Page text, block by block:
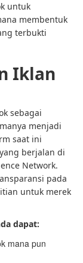
untuk
membentuk
terbukti
Iklan
sebagai
menjadi
saat ini
berjalan di
Network.
pada
untuk merek
dapat:
mana pun